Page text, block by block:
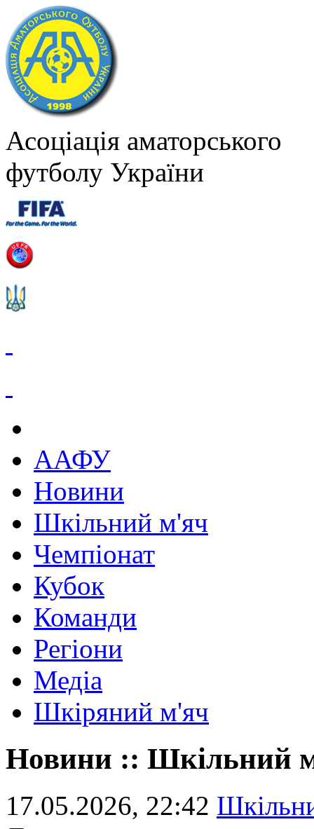
Асоціація аматорського
футболу України
ААФУ
Новини
Шкільний м'яч
Чемпіонат
Кубок
Команди
Регіони
Медіа
Шкіряний м'яч
Новини :: Шкільний
17.05.2026, 22:42